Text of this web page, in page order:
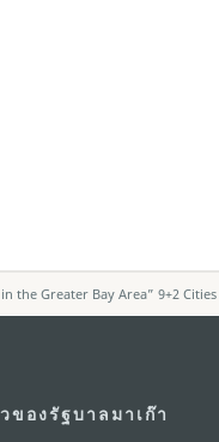
the Greater Bay Area” 9+2
ของรัฐบาลมาเก๊า